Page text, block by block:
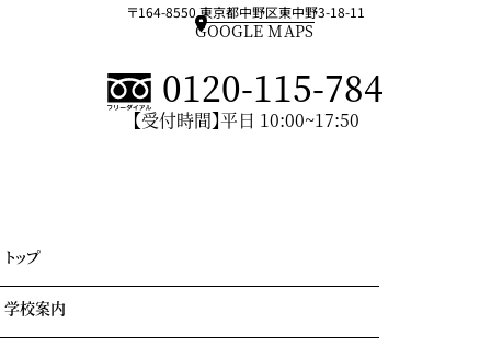
〒164-8550 東京都中野区東中野3-18-11
GOOGLE MAPS
0120-115-784
【受付時間】平日 10:00~17:50
トップ
学校案内